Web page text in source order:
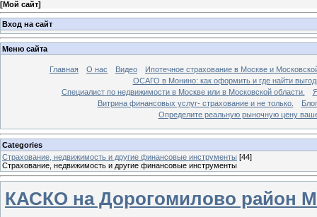
[Мой сайт]
Вход на сайт
Меню сайта
Главная О нас Видео
Ипотечное страхование в Москве и
ОСАГО в Монино: как оформить и где найти
Специалист по недвижимости в Москве или в Московской области.
Витрина финансовых услуг- страхование и не только.
Блог
Определите реальную рыночную цену
Categories
Страхование, недвижимость и другие финансовые инструменты [44]
Страхование, недвижимость и другие финансовые инструменты
КАСКО на Дорогомилово район